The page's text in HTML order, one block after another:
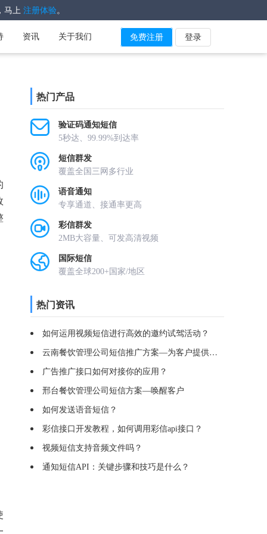
马上 注册体验。
资讯 关于我们 免费注册 登录
热门产品
验证码通知短信
5秒达、99.99%到达率
短信群发
覆盖全国三网多行业
语音通知
专享通道、接通率更高
彩信群发
2MB大容量、可发高清视频
国际短信
覆盖全球200+国家/地区
热门资讯
如何运用视频短信进行高效的邀约试驾活动？
云南餐饮管理公司短信推广方案—为客户提供高效服务
广告推广接口如何对接你的应用？
邢台餐饮管理公司短信方案—唤醒客户
如何发送语音短信？
彩信接口开发教程，如何调用彩信api接口？
视频短信支持音频文件吗？
通知短信API：关键步骤和技巧是什么？